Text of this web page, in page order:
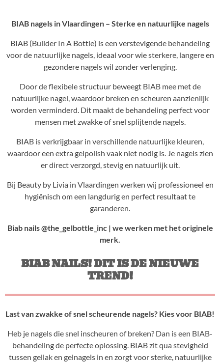
BIAB nagels in Vlaardingen – Sterke en natuurlijke nagels
BIAB (Builder In A Bottle) is een verstevigende behandeling
voor de natuurlijke nagels, ideaal voor wie sterkere, langere en
gezondere nagels wil zonder verlenging.
Door de flexibele structuur beweegt BIAB mee met de
natuurlijke nagel, waardoor breken en scheuren aanzienlijk
worden verminderd. Dit maakt de behandeling perfect voor
mensen met zwakke of snel splijtende nagels.
BIAB is verkrijgbaar in verschillende natuurlijke kleuren,
waardoor een extra gelpolish vaak niet nodig is. Je nagels zien
er direct verzorgd, stevig en natuurlijk uit.
Bij Beauty by Livia in Vlaardingen werken wij professioneel en
hygiënisch om een langdurig en perfect resultaat te
garanderen.
Biab nails @the_gelbottle_inc | we werken met het originele
merk.
BIAB NAILS! DIT IS DE NIEUWE
TREND!
Last van zwakke of snel scheurende nagels? Kies voor BIAB!
Heb je nagels die snel inscheuren of breken? Dan is een BIAB-
behandeling de perfecte oplossing. BIAB zit qua stevigheid
tussen gellak en gelnagels in en zorgt voor sterke, natuurlijke